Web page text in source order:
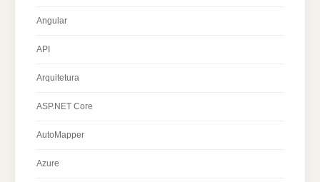
Angular
API
Arquitetura
ASP.NET Core
AutoMapper
Azure